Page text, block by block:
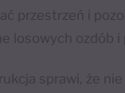
przestrzeń i
losowych ozdób
sprawi, że